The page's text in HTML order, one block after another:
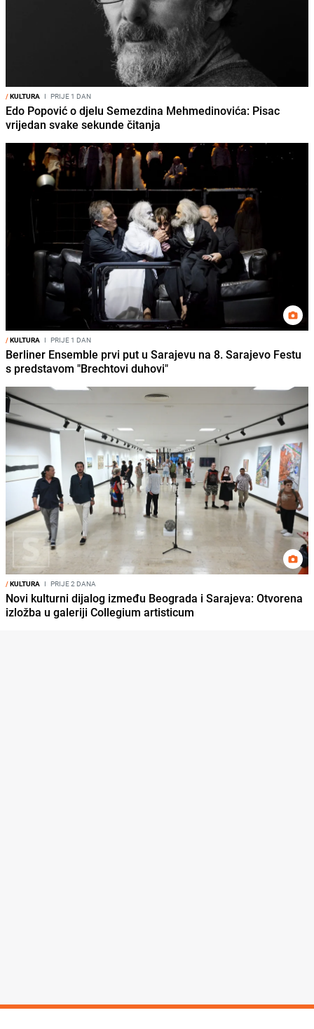
/KULTURA I PRIJE 1 DAN
Edo Popović o djelu Semezdina Mehmedinovića: Pisac
vrijedan svake sekunde čitanja
/KULTURA I PRIJE 1 DAN
Berliner Ensemble prvi put u Sarajevu na 8. Sarajevo Festu
s predstavom "Brechtovi duhovi"
/KULTURA I PRIJE 2 DANA
Novi kulturni dijalog između Beograda i Sarajeva: Otvorena
izložba u galeriji Collegium artisticum